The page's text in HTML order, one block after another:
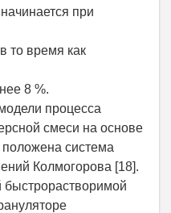
при
то время как
8 %.
процесса
смеси на основе
система
Колмогорова [18].
быстрорастворимой